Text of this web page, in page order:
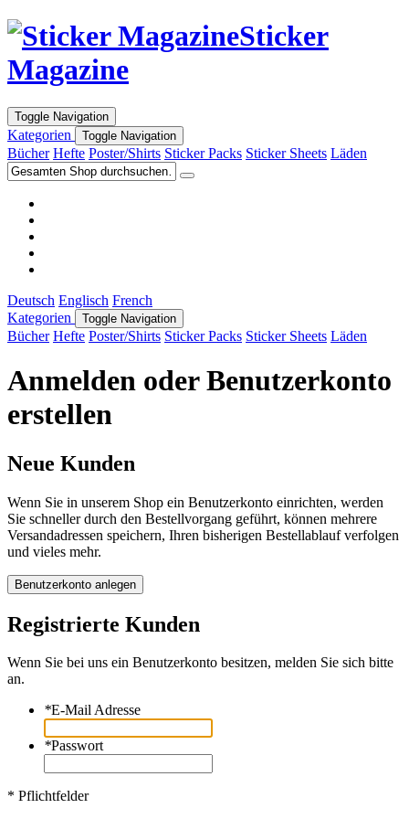
Sticker
Magazine
Toggle Navigation
Kategorien Toggle Navigation
Bücher Hefte Poster/Shirts Sticker Packs Sticker Sheets Läden
Deutsch Englisch French
Kategorien
Toggle Navigation
Bücher Hefte Poster/Shirts Sticker Packs Sticker Sheets Läden
Anmelden oder Benutzerkonto
erstellen
Neue Kunden
Wenn Sie in unserem Shop ein Benutzerkonto einrichten, werden
Sie schneller durch den Bestellvorgang geführt, können mehrere
Versandadressen speichern, Ihren bisherigen Bestellablauf verfolgen
und vieles mehr.
Benutzerkonto anlegen
Registrierte Kunden
Wenn Sie bei uns ein Benutzerkonto besitzen, melden Sie sich bitte
an.
*E-Mail Adresse
*Passwort
* Pflichtfelder